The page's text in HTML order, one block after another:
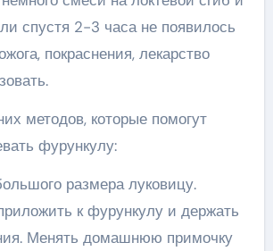
спустя 2-3 часа не появилось
покраснения, лекарство
методов, которые помогут
фурункулу:
размера луковицу.
к фурункулу и держать
Менять домашнюю примочку